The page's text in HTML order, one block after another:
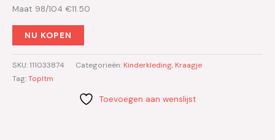
Maat 98/104 €11.50
NU KOPEN
SKU:111033874 Categorieën: Kinderkleding, Kraagje
Tag:TopItm
Toevoegen aan wenslijst